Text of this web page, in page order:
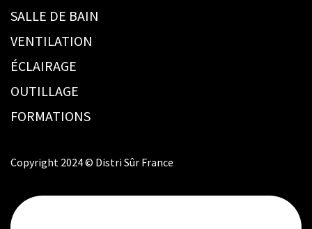
SALLE DE BAIN
VENTILATION
ÉCLAIRAGE
OUTILLAGE
FORMATIONS
Copyright 2024 © Distri Sûr France